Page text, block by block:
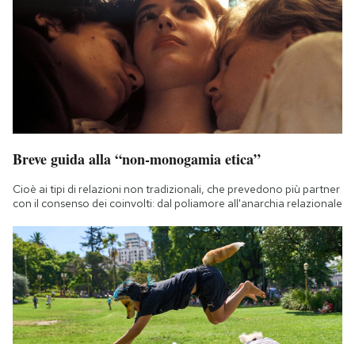
Breve guida alla “non-monogamia etica”
Cioè ai tipi di relazioni non tradizionali, che prevedono più partner
con il consenso dei coinvolti: dal poliamore all'anarchia relazionale